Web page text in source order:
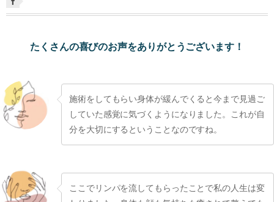
たくさんの喜びのお声をありがとうございます！
施術をしてもらい身体が緩んでくると今まで見過ご
していた感覚に気づくようになりました。これが自
分を大切にするということなのですね。
ここでリンパを流してもらったことで私の人生は変